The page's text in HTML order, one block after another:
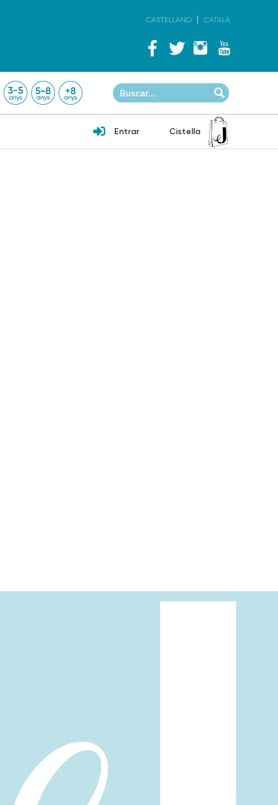
CASTELLANO CATALÀ
Entrar Cistella